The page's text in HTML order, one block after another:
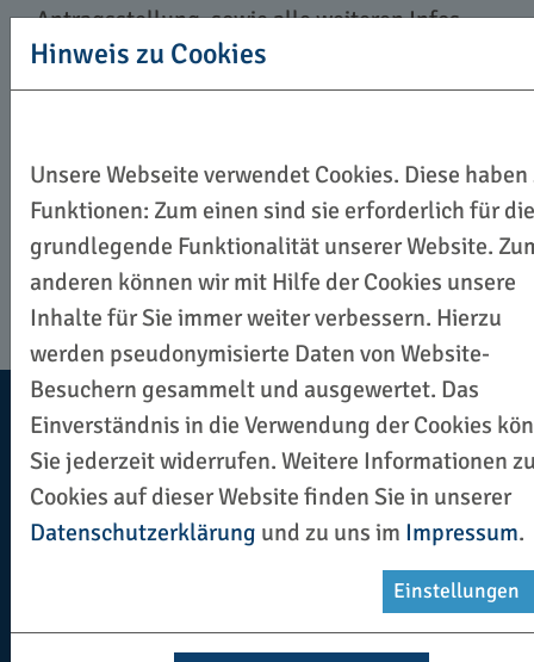
Antragsstellung, sowie alle weiteren Infos
und Abläufe finden Sie unter:
gewalt-im-sport/sport-im-verein-ja-
sicher
Materialsammlung
Hinweis zu Cookies
Unsere Webseite verwendet Cookies. Diese
Funktionen: Zum einen sind sie erforderlich für die
grundlegende Funktionalität unserer Website.
anderen können wir mit Hilfe der Cookies unsere
Inhalte für Sie immer weiter verbessern. Hierzu
werden pseudonymisierte Daten von Website-
Besuchern gesammelt und ausgewertet. Das
Einverständnis in die Verwendung der Cookies
Sie jederzeit widerrufen. Weitere Informationen
Cookies auf dieser Website finden Sie in unserer
Datenschutzerklärung und zu uns im Impressum.
Einstellungen